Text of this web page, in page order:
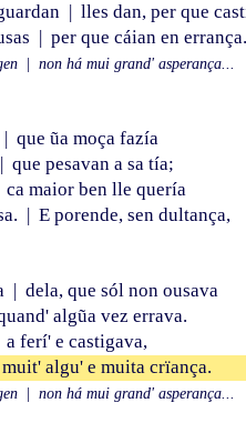
| lles dan, per que
| per que cáian en errança.
non há mui grand' asperança...
| que ũa moça fazía
| que pesavan a sa tía;
ca maior ben lle quería
| E porende, sen dultança,
| dela, que sól non ousava
algũa vez errava.
a ferí' e castigava,
muit' algu' e muita crïança.
non há mui grand' asperança...